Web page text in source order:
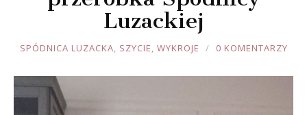
Luzackiej
JOULE
SPÓDNICA LUZACKA, SZYCIE, WYKROJE 0 KOMENTARZY